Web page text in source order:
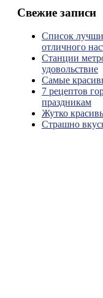
Свежие записи
Список
отличного
Станции
удовольствие
Самые
7 рецептов
праздникам
Жутко
Страшно